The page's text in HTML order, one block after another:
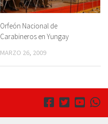
Orfeón Nacional de
Carabineros en Yungay
MARZO 26, 2009